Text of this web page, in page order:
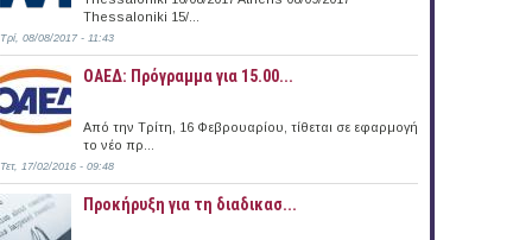
Thessaloniki 15/...
Τρί, 08/08/2017 - 11:43
ΟΑΕΔ: Πρόγραμμα για 15.00...
Από την Τρίτη, 16 Φεβρουαρίου, τίθεται σε εφαρμογή
το νέο πρ...
Τετ, 17/02/2016 - 09:48
Προκήρυξη για τη διαδικασ...